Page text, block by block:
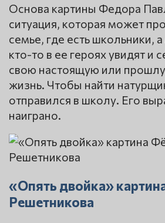
Основа картины Федора
ситуация, которая может
семье, где есть школьники,
кто-то в ее героях увидят и
свою настоящую или
жизнь. Чтобы найти
отправился в школу. Его
наиграно.
«Опять двойка»
Решетникова